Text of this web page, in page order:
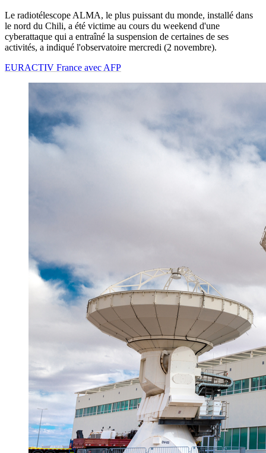
Le radiotélescope ALMA, le plus puissant du monde, installé dans
le nord du Chili, a été victime au cours du weekend d'une
cyberattaque qui a entraîné la suspension de certaines de ses
activités, a indiqué l'observatoire mercredi (2 novembre).
EURACTIV France avec AFP